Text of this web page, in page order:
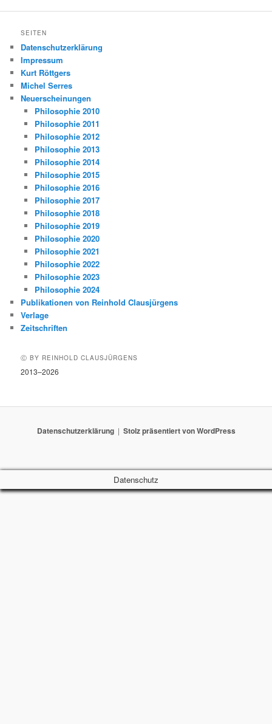
SEITEN
Datenschutzerklärung
Impressum
Kurt Röttgers
Michel Serres
Neuerscheinungen
Philosophie 2010
Philosophie 2011
Philosophie 2012
Philosophie 2013
Philosophie 2014
Philosophie 2015
Philosophie 2016
Philosophie 2017
Philosophie 2018
Philosophie 2019
Philosophie 2020
Philosophie 2021
Philosophie 2022
Philosophie 2023
Philosophie 2024
Publikationen von Reinhold Clausjürgens
Verlage
Zeitschriften
Ⓒ BY REINHOLD CLAUSJÜRGENS
2013–2026
Datenschutzerklärung Stolz präsentiert von WordPress
Datenschutz